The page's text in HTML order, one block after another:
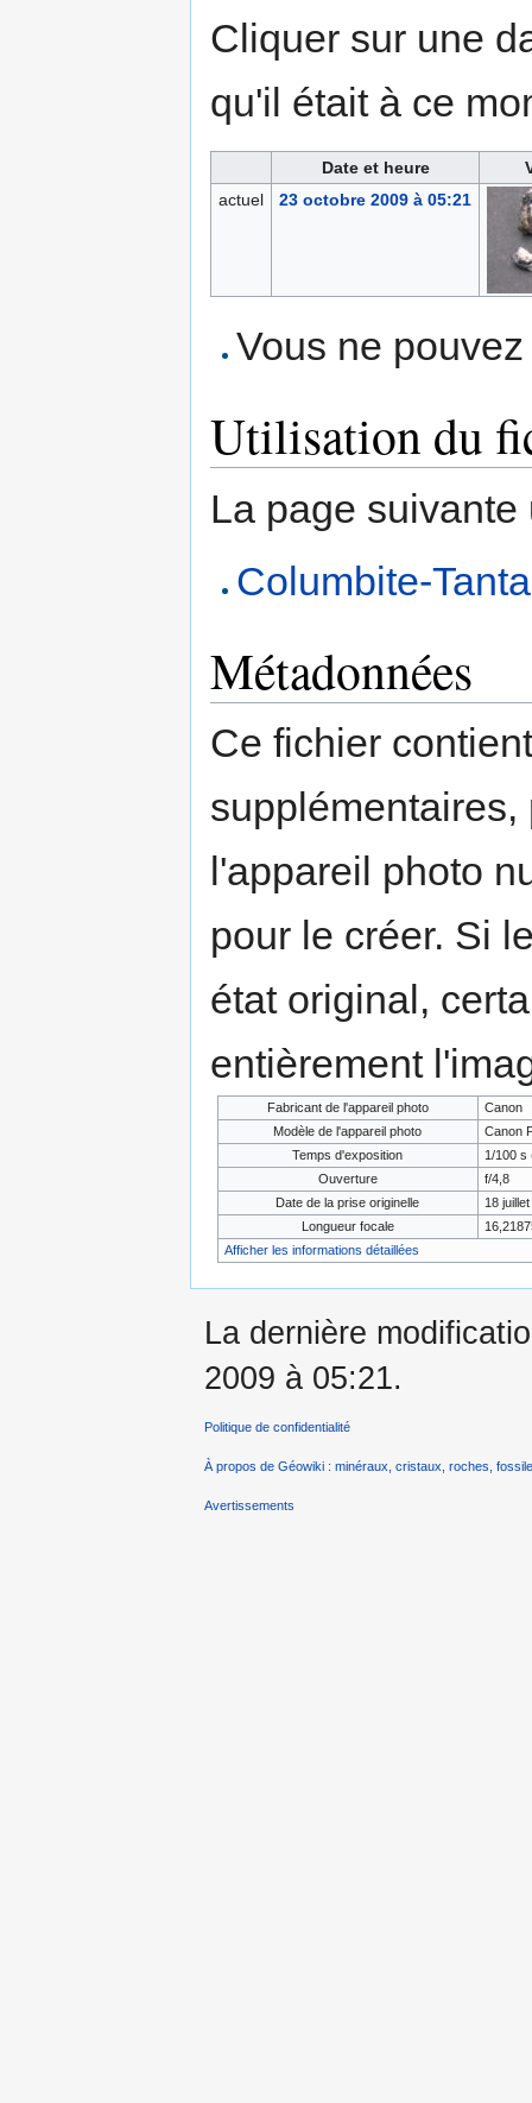
Cliquer sur une
qu'il était à ce
Date et heure
actuel
23 octobre 2009 à 05:21
Vous ne
Utilisation du
La page
Columbite-
Métadonnées
Ce fichier
l'appareil photo
pour le créer. Si
état original,
entièrement
Fabricant de l'appareil photo
Canon
Modèle de l'appareil photo
Canon
Temps d'exposition
1/100 s
Ouverture
f/4,8
Date de la prise originelle
18
Longueur focale
Afficher les informations détaillées
La dernière
2009 à 05:21.
Politique de confidentialité
À propos de Géowiki : minéraux, cristaux, roches,
Avertissements